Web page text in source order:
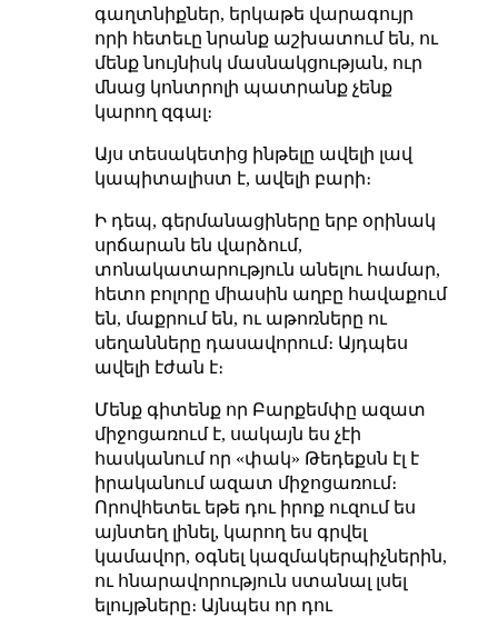
գաղտնիքներ, երկաթե վարագույր
որի հետեւը նրանք աշխատում են, ու
մենք նույնիսկ մասնակցության, ուր
մնաց կոնտրոլի պատրանք չենք
կարող զգալ։
Այս տեսակետից ինթելը ավելի լավ
կապիտալիստ է, ավելի բարի։
Ի դեպ, գերմանացիները երբ օրինակ
սրճարան են վարձում,
տոնակատարություն անելու համար,
հետո բոլորը միասին աղբը հավաքում
են, մաքրում են, ու աթոռները ու
սեղանները դասավորում։ Այդպես
ավելի էժան է։
Մենք գիտենք որ Բարքեմփը ազատ
միջոցառում է, սակայն ես չէի
հասկանում որ «փակ» Թեդեքսն էլ է
իրականում ազատ միջոցառում։
Որովհետեւ եթե դու իրոք ուզում ես
այնտեղ լինել, կարող ես գրվել
կամավոր, օգնել կազմակերպիչներին,
ու հնարավորություն ստանալ լսել
ելույթները։ Այնպես որ դու